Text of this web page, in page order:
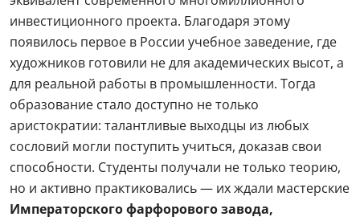
инвестиционного проекта. Благодаря этому
появилось первое в России учебное заведение, где
художников готовили не для академических высот, а
для реальной работы в промышленности. Тогда
образование стало доступно не только
аристократии: талантливые выходцы из любых
сословий могли поступить учиться, доказав свои
способности. Студенты получали не только теорию,
но и активно практиковались — их ждали мастерские
Императорского фарфорового завода,